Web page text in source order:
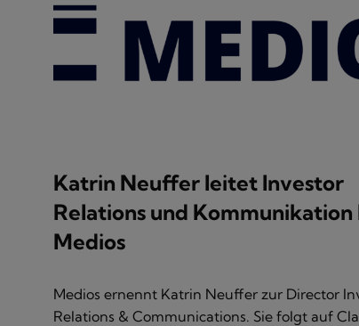
Katrin Neuffer leitet Investor
Relations und Kommunikation
Medios
Medios ernennt Katrin Neuffer zur Director
Relations & Communications. Sie folgt auf